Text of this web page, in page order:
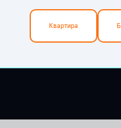
Квартира